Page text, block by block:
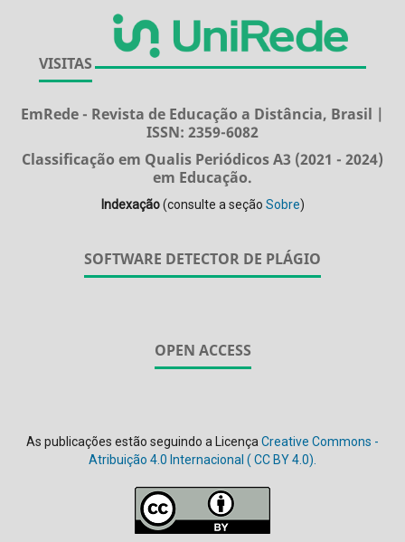
VISITAS
EmRede - Revista de Educação a Distância, Brasil |
ISSN: 2359-6082
Classificação em Qualis Periódicos A3 (2021 - 2024)
em Educação.
Indexação(consulte a seção Sobre)
SOFTWARE DETECTOR DE PLÁGIO
OPEN ACCESS
As publicações estão seguindo a Licença Creative Commons -
Atribuição 4.0 Internacional ( CC BY 4.0).